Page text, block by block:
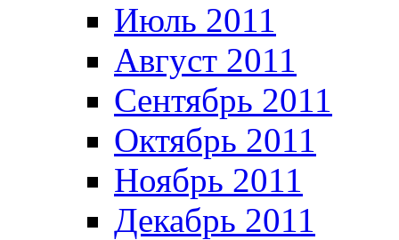
Июль 2011
Август 2011
Сентябрь 2011
Октябрь 2011
Ноябрь 2011
Декабрь 2011